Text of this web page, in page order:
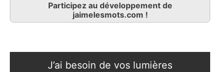
Participez au développement de
jaimelesmots.com !
J’ai besoin de vos lumières